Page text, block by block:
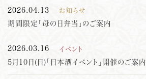
2026.04.13 お知らせ
期間限定「母の日弁当」のご案内
2026.03.16 イベント
5月10日(日)「日本酒イベント」開催のご案内